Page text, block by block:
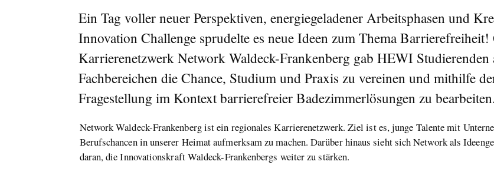
Ein Tag voller neuer Perspektiven, energiegeladener Arbeitsphasen und
Innovation Challenge sprudelte es neue Ideen zum Thema
Karrierenetzwerk Network Waldeck-Frankenberg gab HEWI Studierenden
Fachbereichen die Chance, Studium und Praxis zu vereinen und mithilfe
Fragestellung im Kontext barrierefreier Badezimmerlösungen zu bearbeiten.
Network Waldeck-Frankenberg ist ein regionales Karrierenetzwerk. Ziel ist es, junge Talente mit
Berufschancen in unserer Heimat aufmerksam zu machen. Darüber hinaus sieht sich Network als
daran, die Innovationskraft Waldeck-Frankenbergs weiter zu stärken.